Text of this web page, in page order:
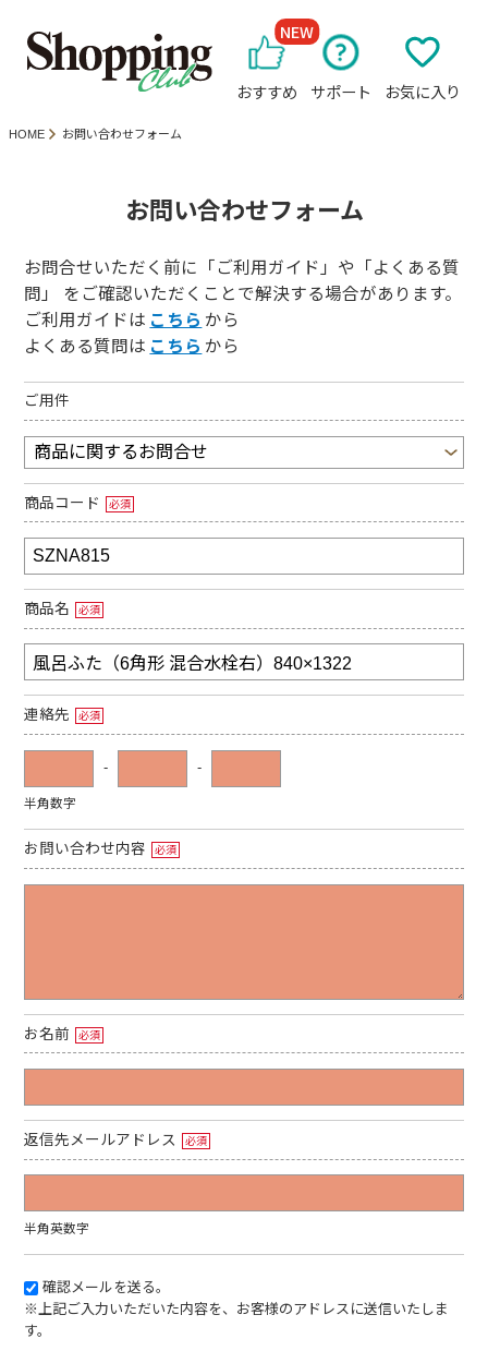
おすすめ
NEW
サポート お気に入り
HOME お問い合わせフォーム
お問い合わせフォーム
お問合せいただく前に「ご利用ガイド」や「よくある質
問」 をご確認いただくことで解決する場合があります。
ご利用ガイドは こちら から
よくある質問は こちら から
ご用件
商品コード 必須
商品名 必須
連絡先 必須
- -
半角数字
お問い合わせ内容 必須
お名前 必須
返信先メールアドレス 必須
半角英数字
確認メールを送る。
※上記ご入力いただいた内容を、お客様のアドレスに送信いたしま
す。